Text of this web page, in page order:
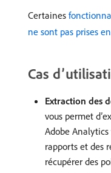
Certaines
ne sont pas prises
Cas
Extraction des
vous permet
Adobe Analytics
rapports et des
récupérer des